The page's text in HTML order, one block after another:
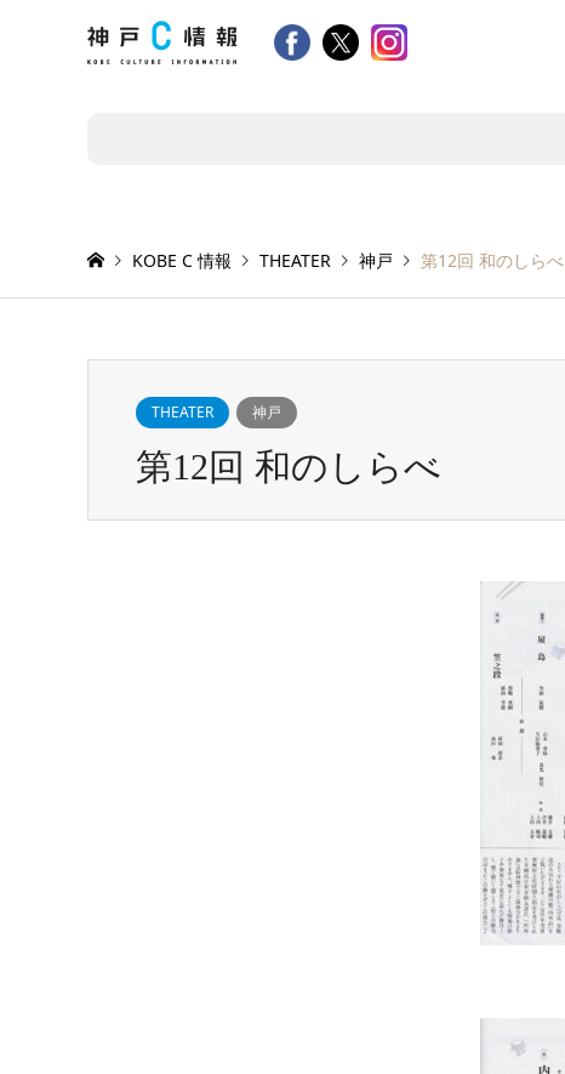
KOBE C 情報 THEATER 神戸 第12回 和のしらべ
THEATER 神戸
第12回 和のしらべ